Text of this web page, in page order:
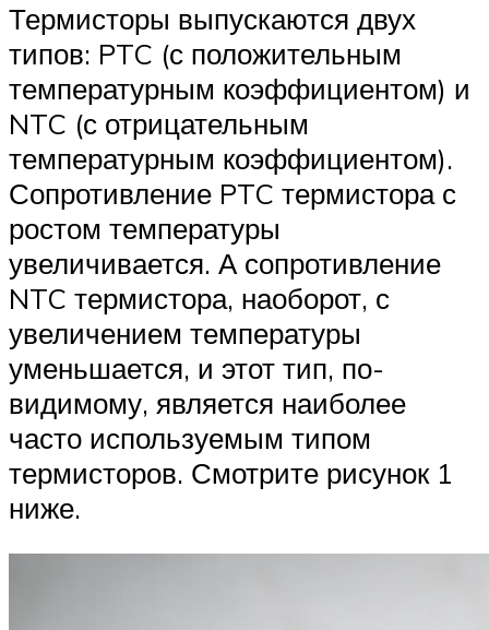
Термисторы выпускаются двух
типов: PTC (с положительным
температурным коэффициентом) и
NTC (с отрицательным
температурным коэффициентом).
Сопротивление PTC термистора с
ростом температуры
увеличивается. А сопротивление
NTC термистора, наоборот, с
увеличением температуры
уменьшается, и этот тип, по-
видимому, является наиболее
часто используемым типом
термисторов. Смотрите рисунок 1
ниже.